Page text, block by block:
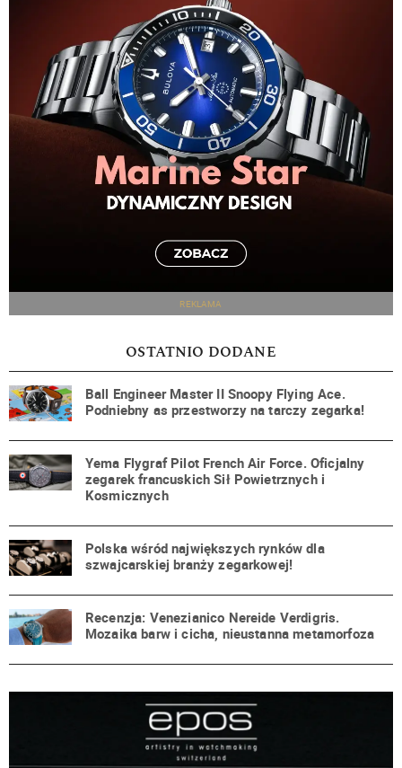
REKLAMA
OSTATNIO DODANE
Ball Engineer Master II Snoopy Flying Ace.
Podniebny as przestworzy na tarczy zegarka!
Yema Flygraf Pilot French Air Force. Oficjalny
zegarek francuskich Sił Powietrznych i
Kosmicznych
Polska wśród największych rynków dla
szwajcarskiej branży zegarkowej!
Recenzja: Venezianico Nereide Verdigris.
Mozaika barw i cicha, nieustanna metamorfoza